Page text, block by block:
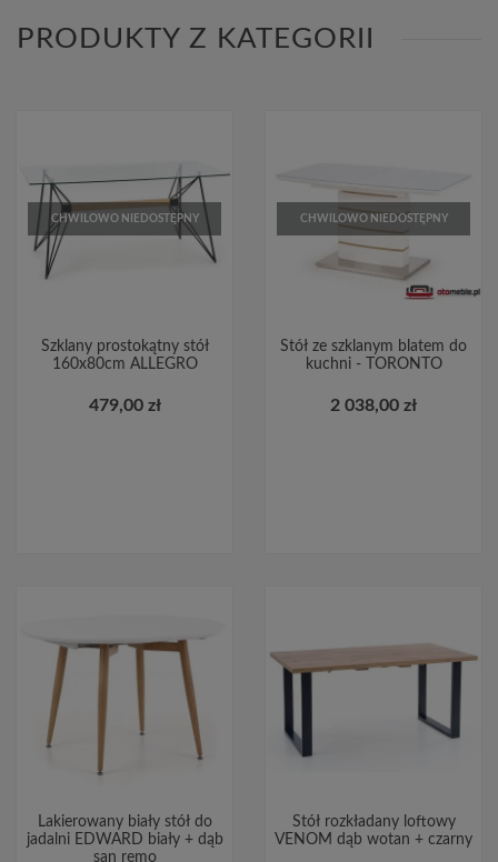
PRODUKTY Z KATEGORII
CHWILOWO NIEDOSTĘPNY
Szklany prostokątny stół
160x80cm ALLEGRO
479,00 zł
CHWILOWO NIEDOSTĘPNY
Stół ze szklanym blatem do
kuchni - TORONTO
2 038,00 zł
Lakierowany biały stół do
jadalni EDWARD biały + dąb
san remo
Stół rozkładany loftowy
VENOM dąb wotan + czarny